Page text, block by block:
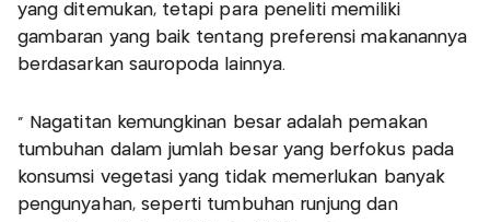
yang ditemukan, tetapi para peneliti memiliki
gambaran yang baik tentang preferensi makanannya
berdasarkan sauropoda lainnya.
" Nagatitan kemungkinan besar adalah pemakan
tumbuhan dalam jumlah besar yang berfokus pada
konsumsi vegetasi yang tidak memerlukan banyak
pengunyahan, seperti tumbuhan runjung dan